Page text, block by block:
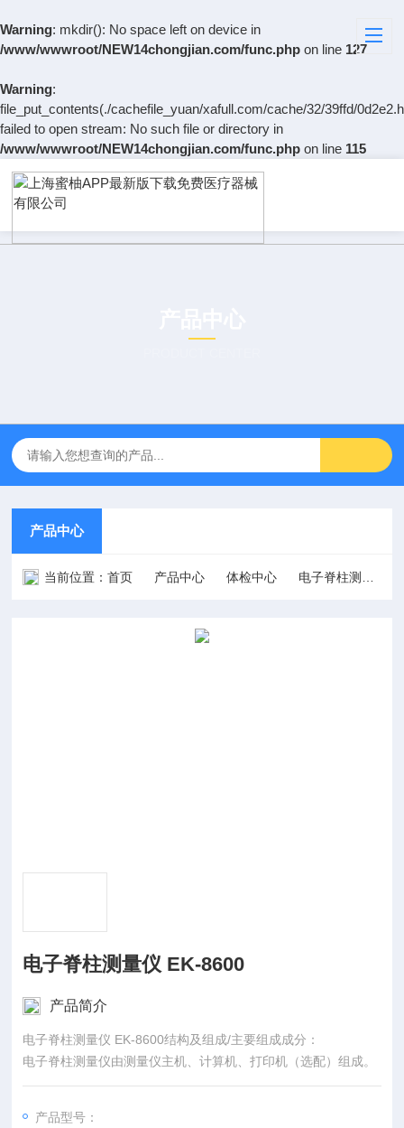
Warning: mkdir(): No space left on device in
/www/wwwroot/NEW14chongjian.com/func.php on line 127
Warning:
file_put_contents(./cachefile_yuan/xafull.com/cache/32/39ffd/
failed to open stream: No such file or directory in
/www/wwwroot/NEW14chongjian.com/func.php on line 115
产品中心
当前位置：首页 产品中心 体检中心 电子脊柱测量仪
电子脊柱测量仪 EK-8600
产品简介
电子脊柱测量仪 EK-8600结构及组成/主要组成成分：
电子脊柱测量仪由测量仪主机、计算机、打印机（选配）组成。
产品型号：